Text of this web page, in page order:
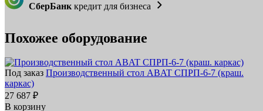
СберБанк кредит для бизнеса
Похожее оборудование
Под заказ Производственный стол ABAT СПРП-6-7 (краш.
каркас)
27 687 ₽
В корзину